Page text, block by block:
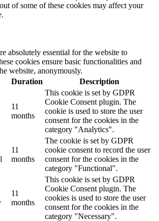
of some of these cookies may affect your
absolutely essential for the website to
cookies ensure basic functionalities and
website, anonymously.
Duration Description
11
months
This cookie is set by GDPR
Cookie Consent plugin. The
cookie is used to store the user
consent for the cookies in the
category "Analytics".
11
months
The cookie is set by GDPR
cookie consent to record the user
consent for the cookies in the
category "Functional".
11
months
This cookie is set by GDPR
Cookie Consent plugin. The
cookies is used to store the user
consent for the cookies in the
category "Necessary".